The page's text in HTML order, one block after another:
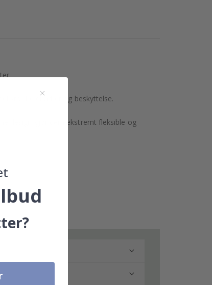
holdbarhet og beskyttelse.
design gjør dem ekstremt fleksible og